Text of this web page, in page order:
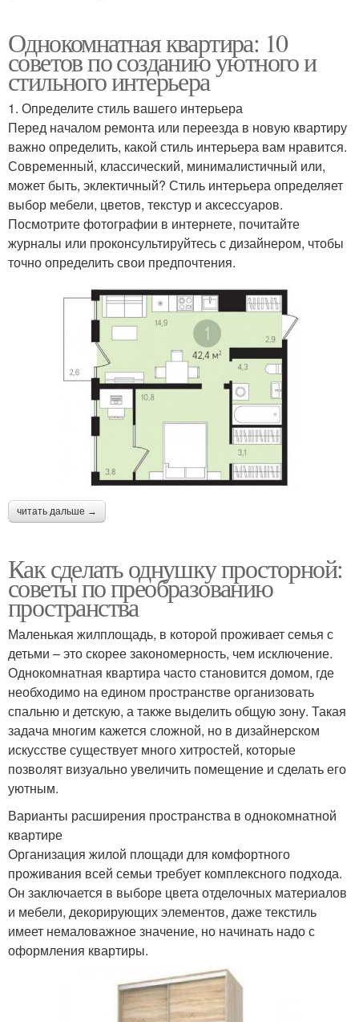
Однокомнатная квартира: 10
советов по созданию уютного и
стильного интерьера
1. Определите стиль вашего интерьера
Перед началом ремонта или переезда в новую квартиру
важно определить, какой стиль интерьера вам нравится.
Современный, классический, минималистичный или,
может быть, эклектичный? Стиль интерьера определяет
выбор мебели, цветов, текстур и аксессуаров.
Посмотрите фотографии в интернете, почитайте
журналы или проконсультируйтесь с дизайнером, чтобы
точно определить свои предпочтения.
читать дальше →
Как сделать однушку просторной:
советы по преобразованию
пространства
Маленькая жилплощадь, в которой проживает семья с
детьми – это скорее закономерность, чем исключение.
Однокомнатная квартира часто становится домом, где
необходимо на едином пространстве организовать
спальню и детскую, а также выделить общую зону. Такая
задача многим кажется сложной, но в дизайнерском
искусстве существует много хитростей, которые
позволят визуально увеличить помещение и сделать его
уютным.
Варианты расширения пространства в однокомнатной
квартире
Организация жилой площади для комфортного
проживания всей семьи требует комплексного подхода.
Он заключается в выборе цвета отделочных материалов
и мебели, декорирующих элементов, даже текстиль
имеет немаловажное значение, но начинать надо с
оформления квартиры.